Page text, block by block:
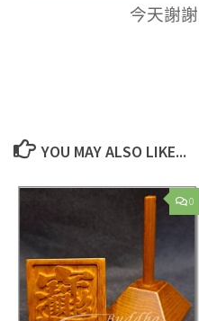
今天謝
YOU MAY ALSO LIKE...
0